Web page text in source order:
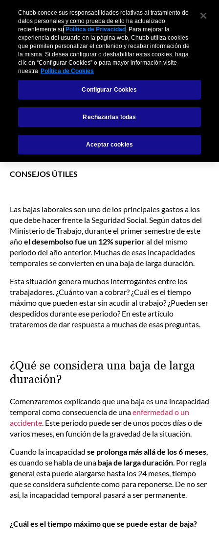
content
Chubb
¿Qué es una baja de
larga duración?
CONSEJOS ÚTILES
Las bajas laborales son uno de los principales gastos a los
que debe hacer frente la Seguridad Social. Según datos del
Ministerio de Trabajo, durante el primer semestre de este
añoel desembolso fue un 12% superioral del mismo
periodo del año anterior. Muchas de esas incapacidades
temporales se convierten en una baja de larga duración.
Esta situación genera muchos interrogantes entre los
trabajadores. ¿Cuánto van a cobrar? ¿Cuál es el tiempo
máximo que pueden estar sin acudir al trabajo? ¿Pueden ser
despedidos durante ese periodo? En este artículo
trataremos de dar respuesta a muchas de esas preguntas.
¿Qué se considera una baja de larga
duración?
Comenzaremos explicando que una baja es una incapacidad
temporal como consecuencia de unaenfermedad o un
accidente. Este periodo puede ser de unos pocos días o de
varios meses, en función de la gravedad de la situación.
Cuando la incapacidad se prolonga más allá de los 6 meses,
es cuando se habla de una baja de larga duración. Por regla
general esta puede alargarse hasta los 24 meses, tiempo
que se considera suficiente como para reponerse. De no ser
así, la incapacidad temporal pasará a ser permanente.
¿Cuál es el tiempo máximo que se puede estar de baja?
Chubb conoce sus responsabilidades relativas al tratamiento de
datos personales y como prueba de ello ha actualizado
recientemente su Política de Privacidad . Para mejorar la
experiencia del usuario en la página web, Chubb utiliza cookies
que permiten personalizar el contenido y recabar información de
la misma. Si desea configurar o deshabilitar estas cookies, haga
clic en “Configurar Cookies” o para mayor información visite
nuestra Política de Cookies
Configurar Cookies
Rechazarlas todas
Aceptar cookies